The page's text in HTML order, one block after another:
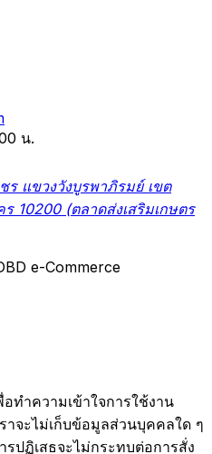
น.
ร แขวงวังบูรพาภิรมย์ เขต
10200 (ตลาดส่งเสริมเกษตร
e-Commerce
อทำความเข้าใจการใช้งาน
าจะไม่เก็บข้อมูลส่วนบุคคลใด ๆ
ปฏิเสธจะไม่กระทบต่อการสั่ง